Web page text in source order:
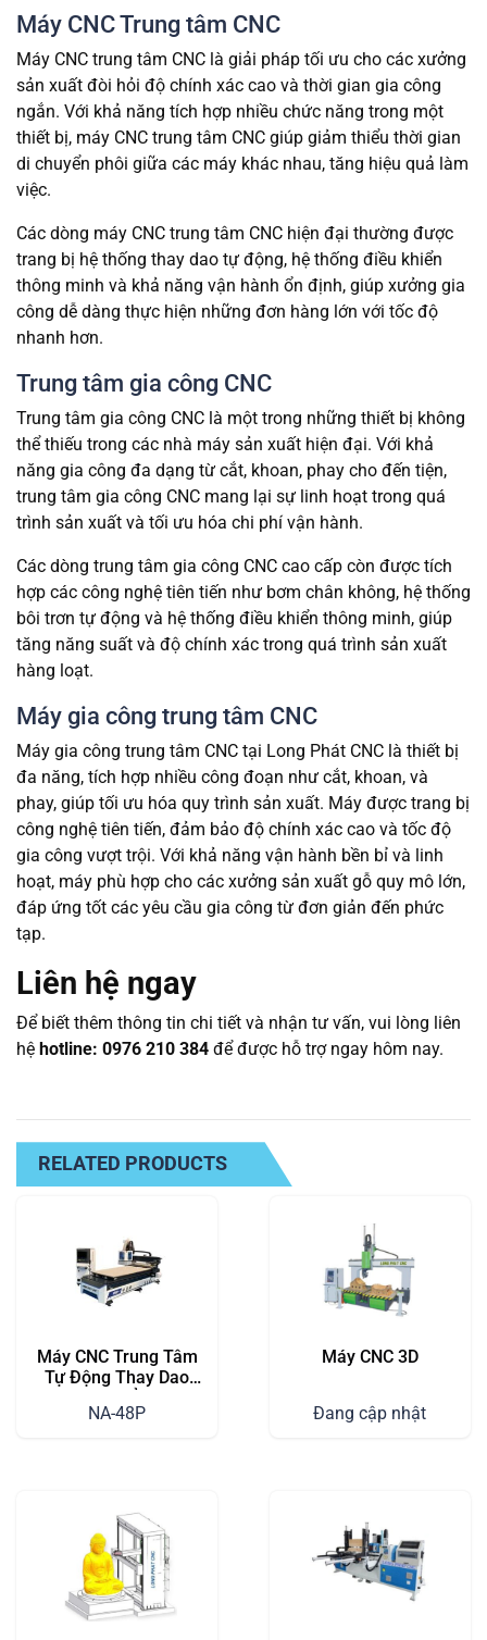
Máy CNC Trung tâm CNC
Máy CNC trung tâm CNC là giải pháp tối ưu cho các xưởng
sản xuất đòi hỏi độ chính xác cao và thời gian gia công
ngắn. Với khả năng tích hợp nhiều chức năng trong một
thiết bị, máy CNC trung tâm CNC giúp giảm thiểu thời gian
di chuyển phôi giữa các máy khác nhau, tăng hiệu quả làm
việc.
Các dòng máy CNC trung tâm CNC hiện đại thường được
trang bị hệ thống thay dao tự động, hệ thống điều khiển
thông minh và khả năng vận hành ổn định, giúp xưởng gia
công dễ dàng thực hiện những đơn hàng lớn với tốc độ
nhanh hơn.
Trung tâm gia công CNC
Trung tâm gia công CNC là một trong những thiết bị không
thể thiếu trong các nhà máy sản xuất hiện đại. Với khả
năng gia công đa dạng từ cắt, khoan, phay cho đến tiện,
trung tâm gia công CNC mang lại sự linh hoạt trong quá
trình sản xuất và tối ưu hóa chi phí vận hành.
Các dòng trung tâm gia công CNC cao cấp còn được tích
hợp các công nghệ tiên tiến như bơm chân không, hệ thống
bôi trơn tự động và hệ thống điều khiển thông minh, giúp
tăng năng suất và độ chính xác trong quá trình sản xuất
hàng loạt.
Máy gia công trung tâm CNC
Máy gia công trung tâm CNC tại Long Phát CNC là thiết bị
đa năng, tích hợp nhiều công đoạn như cắt, khoan, và
phay, giúp tối ưu hóa quy trình sản xuất. Máy được trang bị
công nghệ tiên tiến, đảm bảo độ chính xác cao và tốc độ
gia công vượt trội. Với khả năng vận hành bền bỉ và linh
hoạt, máy phù hợp cho các xưởng sản xuất gỗ quy mô lớn,
đáp ứng tốt các yêu cầu gia công từ đơn giản đến phức
tạp.
Liên hệ ngay
Để biết thêm thông tin chi tiết và nhận tư vấn, vui lòng liên
hệ hotline: 0976 210 384 để được hỗ trợ ngay hôm nay.
RELATED PRODUCTS
Máy CNC Trung Tâm
Tự Động Thay Dao
NA-48P
Máy CNC 3D
Đang cập nhật